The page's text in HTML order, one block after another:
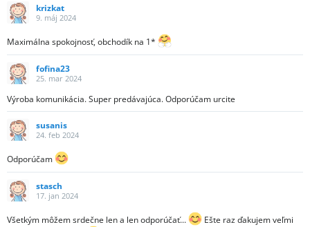
krizkat
9. máj 2024
Maximálna spokojnosť, obchodík na 1*
fofina23
25. mar 2024
Výroba komunikácia. Super predávajúca. Odporúčam urcite
susanis
24. feb 2024
Odporúčam
stasch
17. jan 2024
Všetkým môžem srdečne len a len odporúčať...
Ešte raz ďakujem veľmi